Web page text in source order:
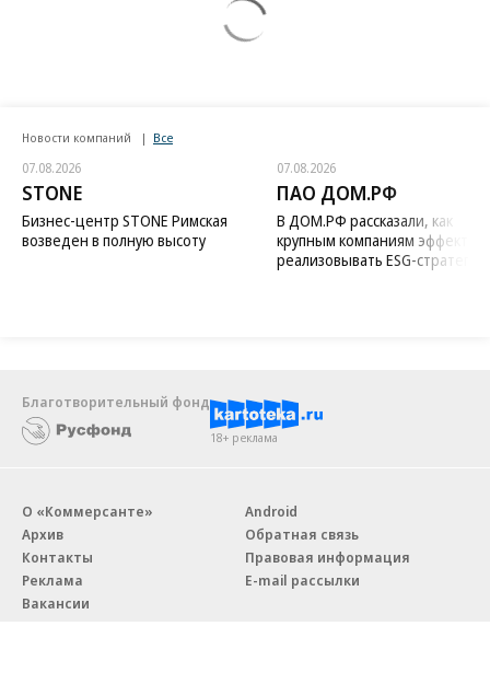
Новости компаний Все
07.08.2026
STONE
Бизнес-центр STONE Римская
возведен в полную высоту
07.08.2026
ПАО ДОМ.РФ
В ДОМ.РФ рассказали, как
крупным компаниям
реализовывать ESG-стратегию
Благотворительный фонд
18+ реклама
О «Коммерсанте»
Архив
Контакты
Реклама
Вакансии
Android
Обратная связь
Правовая информация
E-mail рассылки